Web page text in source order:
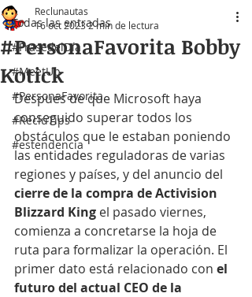
Todas las entradas
#FrasedelDía
#MeetUp
#PersonaFavorita
#RecluTips
#estendencia
#PersonaFavorita Bobby
Kotick
Reclunautas
16 oct 20232 min de lectura
Después de que Microsoft haya
conseguido superar todos los
obstáculos que le estaban poniendo
las entidades reguladoras de varias
regiones y países, y del anuncio del
cierre de la compra de Activision
Blizzard King el pasado viernes,
comienza a concretarse la hoja de
ruta para formalizar la operación. El
primer dato está relacionado con el
futuro del actual CEO de la